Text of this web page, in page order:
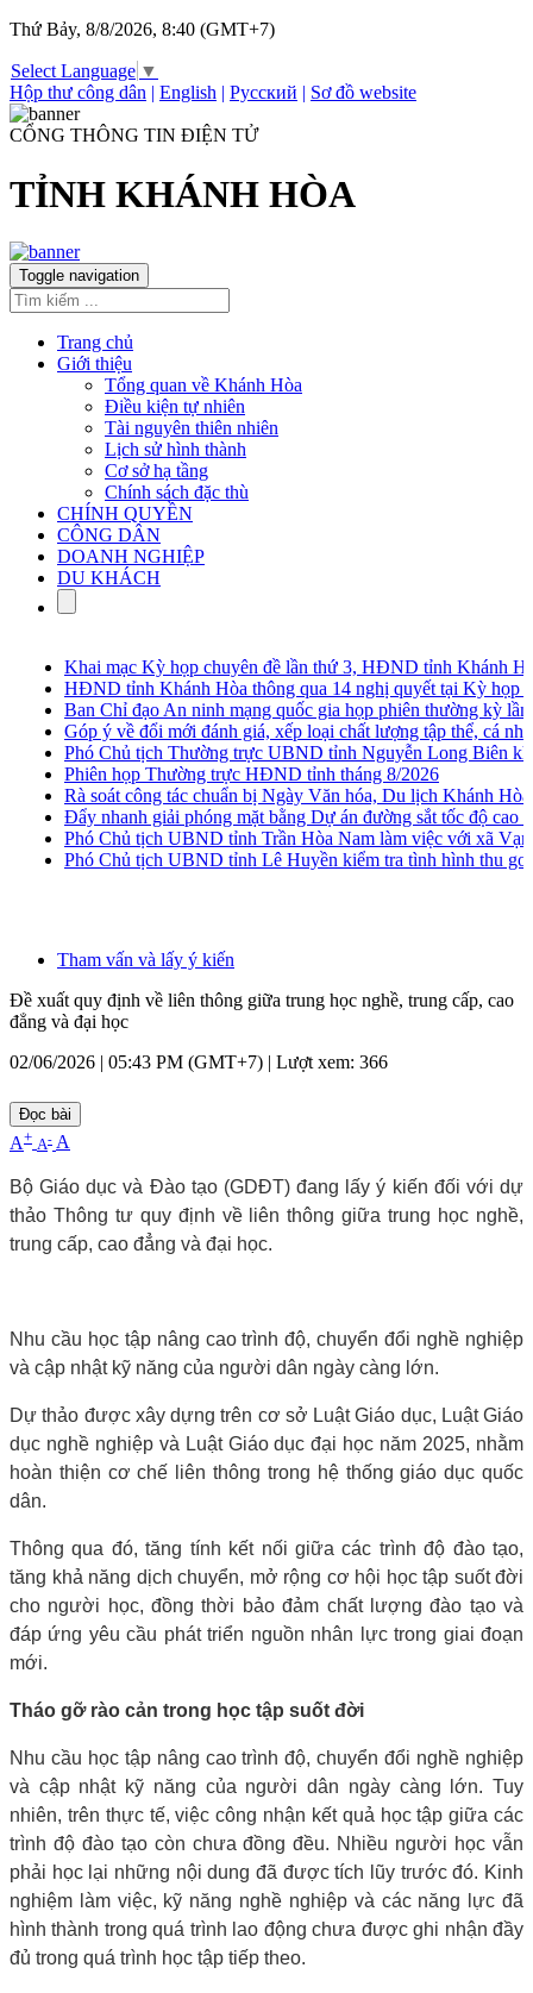
Thứ Bảy, 8/8/2026, 8:40 (GMT+7)
Select Language ▼
Hộp thư công dân | English | Русский | Sơ đồ website
CỔNG THÔNG TIN ĐIỆN TỬ
TỈNH KHÁNH HÒA
Toggle navigation
Trang chủ
Giới thiệu
Tổng quan về Khánh Hòa
Điều kiện tự nhiên
Tài nguyên thiên nhiên
Lịch sử hình thành
Cơ sở hạ tầng
Chính sách đặc thù
CHÍNH QUYỀN
CÔNG DÂN
DOANH NGHIỆP
DU KHÁCH
Khai mạc Kỳ họp chuyên đề lần thứ 3, HĐND tỉnh Khánh
HĐND tỉnh Khánh Hòa thông qua 14 nghị quyết tại Kỳ họp
Ban Chỉ đạo An ninh mạng quốc gia họp phiên thường kỳ lần
Góp ý về đổi mới đánh giá, xếp loại chất lượng tập thể, cá nhân
Phó Chủ tịch Thường trực UBND tỉnh Nguyễn Long Biên
Phiên họp Thường trực HĐND tỉnh tháng 8/2026
Rà soát công tác chuẩn bị Ngày Văn hóa, Du lịch Khánh Hòa
Đẩy nhanh giải phóng mặt bằng Dự án đường sắt tốc độ cao
Phó Chủ tịch UBND tỉnh Trần Hòa Nam làm việc với xã Vạn
Phó Chủ tịch UBND tỉnh Lê Huyền kiểm tra tình hình thu
Tham vấn và lấy ý kiến
Đề xuất quy định về liên thông giữa trung học nghề, trung cấp, cao
đẳng và đại học
02/06/2026 | 05:43 PM (GMT+7) | Lượt xem: 366
Đọc bài
A+ A- A
Bộ Giáo dục và Đào tạo (GDĐT) đang lấy ý kiến đối với dự
thảo Thông tư quy định về liên thông giữa trung học nghề,
trung cấp, cao đẳng và đại học.
Nhu cầu học tập nâng cao trình độ, chuyển đổi nghề nghiệp
và cập nhật kỹ năng của người dân ngày càng lớn.
Dự thảo được xây dựng trên cơ sở Luật Giáo dục, Luật Giáo
dục nghề nghiệp và Luật Giáo dục đại học năm 2025, nhằm
hoàn thiện cơ chế liên thông trong hệ thống giáo dục quốc
dân.
Thông qua đó, tăng tính kết nối giữa các trình độ đào tạo,
tăng khả năng dịch chuyển, mở rộng cơ hội học tập suốt đời
cho người học, đồng thời bảo đảm chất lượng đào tạo và
đáp ứng yêu cầu phát triển nguồn nhân lực trong giai đoạn
mới.
Tháo gỡ rào cản trong học tập suốt đời
Nhu cầu học tập nâng cao trình độ, chuyển đổi nghề nghiệp
và cập nhật kỹ năng của người dân ngày càng lớn. Tuy
nhiên, trên thực tế, việc công nhận kết quả học tập giữa các
trình độ đào tạo còn chưa đồng đều. Nhiều người học vẫn
phải học lại những nội dung đã được tích lũy trước đó. Kinh
nghiệm làm việc, kỹ năng nghề nghiệp và các năng lực đã
hình thành trong quá trình lao động chưa được ghi nhận đầy
đủ trong quá trình học tập tiếp theo.